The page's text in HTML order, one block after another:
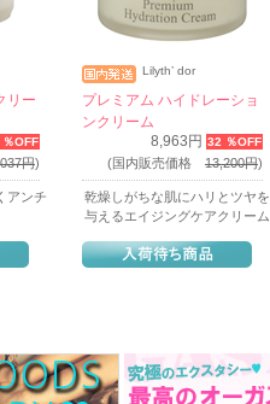
リー
OFF
円)
アンチ
Lilyth’ dor
プレミアム ハイドレーショ
ンクリーム
8,963円 32 ％OFF
(国内販売価格 13,200円)
乾燥しがちな肌にハリとツヤを
与えるエイジングケアクリーム